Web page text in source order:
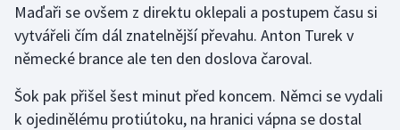
Maďaři se ovšem z direktu oklepali a postupem času si
vytvářeli čím dál znatelnější převahu. Anton Turek v
německé brance ale ten den doslova čaroval.
Šok pak přišel šest minut před koncem. Němci se vydali
k ojedinělému protiútoku, na hranici vápna se dostal